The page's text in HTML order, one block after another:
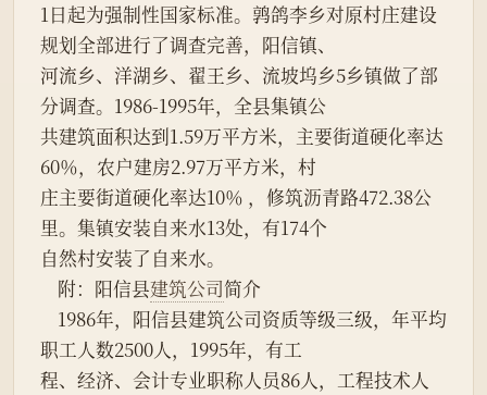
1日起为强制性国家标准。鹑鸽李乡对原村庄建设
规划全部进行了调查完善，阳信镇、
河流乡、洋湖乡、翟王乡、流坡坞乡5乡镇做了部
分调查。1986-1995年，全县集镇公
共建筑面积达到1.59万平方米，主要街道硬化率达
60％，农户建房2.97万平方米，村
庄主要街道硬化率达10％ ，修筑沥青路472.38公
里。集镇安装自来水13处，有174个
自然村安装了自来水。
    附：阳信县
建筑公司简介
职工人数2500人，1995年，有工
程、经济、会计专业职称人员86人，工程技术人